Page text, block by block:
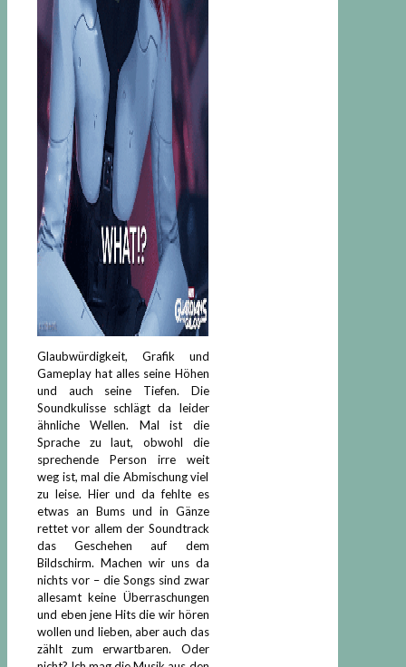
Glaubwürdigkeit, Grafik und
Gameplay hat alles seine Höhen
und auch seine Tiefen. Die
Soundkulisse schlägt da leider
ähnliche Wellen. Mal ist die
Sprache zu laut, obwohl die
sprechende Person irre weit
weg ist, mal die Abmischung viel
zu leise. Hier und da fehlte es
etwas an Bums und in Gänze
rettet vor allem der Soundtrack
das Geschehen auf dem
Bildschirm. Machen wir uns da
nichts vor – die Songs sind zwar
allesamt keine Überraschungen
und eben jene Hits die wir hören
wollen und lieben, aber auch das
zählt zum erwartbaren. Oder